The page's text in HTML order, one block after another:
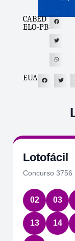
CABED
ELO-PB
EUA
Lotofácil
Concurso 3756
02 03
13 14